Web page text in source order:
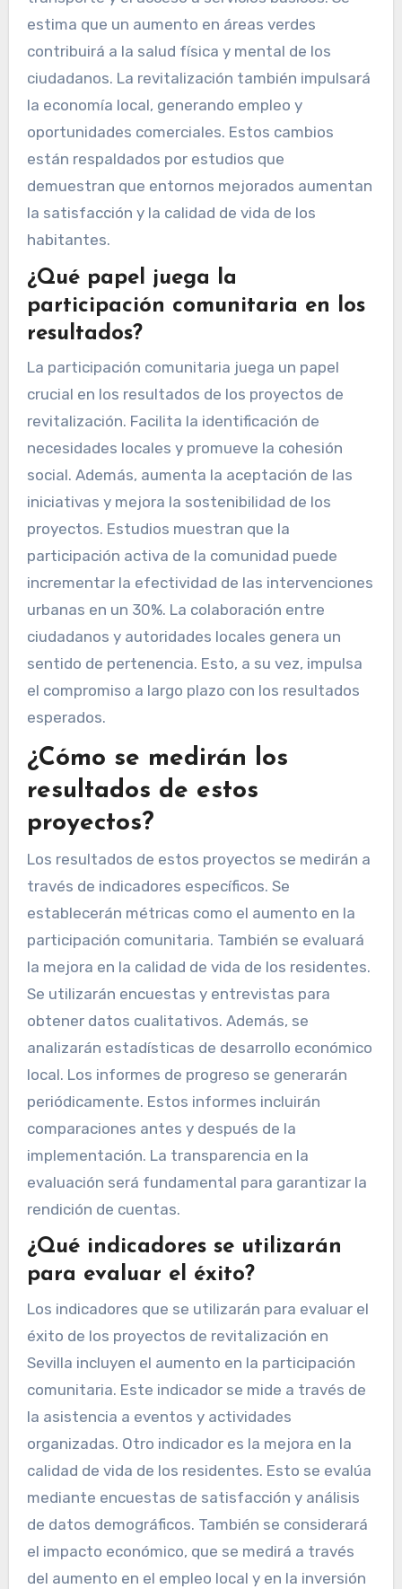
estima que un aumento en áreas verdes
contribuirá a la salud física y mental de los
ciudadanos. La revitalización también impulsará
la economía local, generando empleo y
oportunidades comerciales. Estos cambios
están respaldados por estudios que
demuestran que entornos mejorados aumentan
la satisfacción y la calidad de vida de los
habitantes.
¿Qué papel juega la
participación comunitaria en los
resultados?
La participación comunitaria juega un papel
crucial en los resultados de los proyectos de
revitalización. Facilita la identificación de
necesidades locales y promueve la cohesión
social. Además, aumenta la aceptación de las
iniciativas y mejora la sostenibilidad de los
proyectos. Estudios muestran que la
participación activa de la comunidad puede
incrementar la efectividad de las intervenciones
urbanas en un 30%. La colaboración entre
ciudadanos y autoridades locales genera un
sentido de pertenencia. Esto, a su vez, impulsa
el compromiso a largo plazo con los resultados
esperados.
¿Cómo se medirán los
resultados de estos
proyectos?
Los resultados de estos proyectos se medirán a
través de indicadores específicos. Se
establecerán métricas como el aumento en la
participación comunitaria. También se evaluará
la mejora en la calidad de vida de los residentes.
Se utilizarán encuestas y entrevistas para
obtener datos cualitativos. Además, se
analizarán estadísticas de desarrollo económico
local. Los informes de progreso se generarán
periódicamente. Estos informes incluirán
comparaciones antes y después de la
implementación. La transparencia en la
evaluación será fundamental para garantizar la
rendición de cuentas.
¿Qué indicadores se utilizarán
para evaluar el éxito?
Los indicadores que se utilizarán para evaluar el
éxito de los proyectos de revitalización en
Sevilla incluyen el aumento en la participación
comunitaria. Este indicador se mide a través de
la asistencia a eventos y actividades
organizadas. Otro indicador es la mejora en la
calidad de vida de los residentes. Esto se evalúa
mediante encuestas de satisfacción y análisis
de datos demográficos. También se considerará
el impacto económico, que se medirá a través
del aumento en el empleo local y en la inversión